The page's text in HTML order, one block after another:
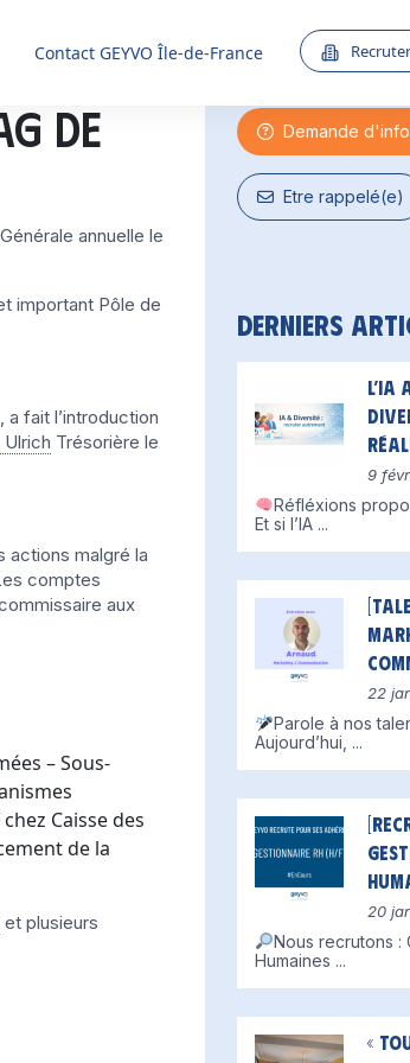
Contact GEYVO Île-de-France Recruter
de
annuelle le
important Pôle de
a fait l’introduction
Trésorière le
actions malgré la
comptes
aux
– Sous-
Caisse des
de la
et plusieurs
Une question ?
Demande
Etre rappelé(e)
Derniers
9
Réfléxions
Et si l’IA ...
22
Parole à nos
Aujourd’hui, ...
20
Nous recrutons :
Humaines ...
«